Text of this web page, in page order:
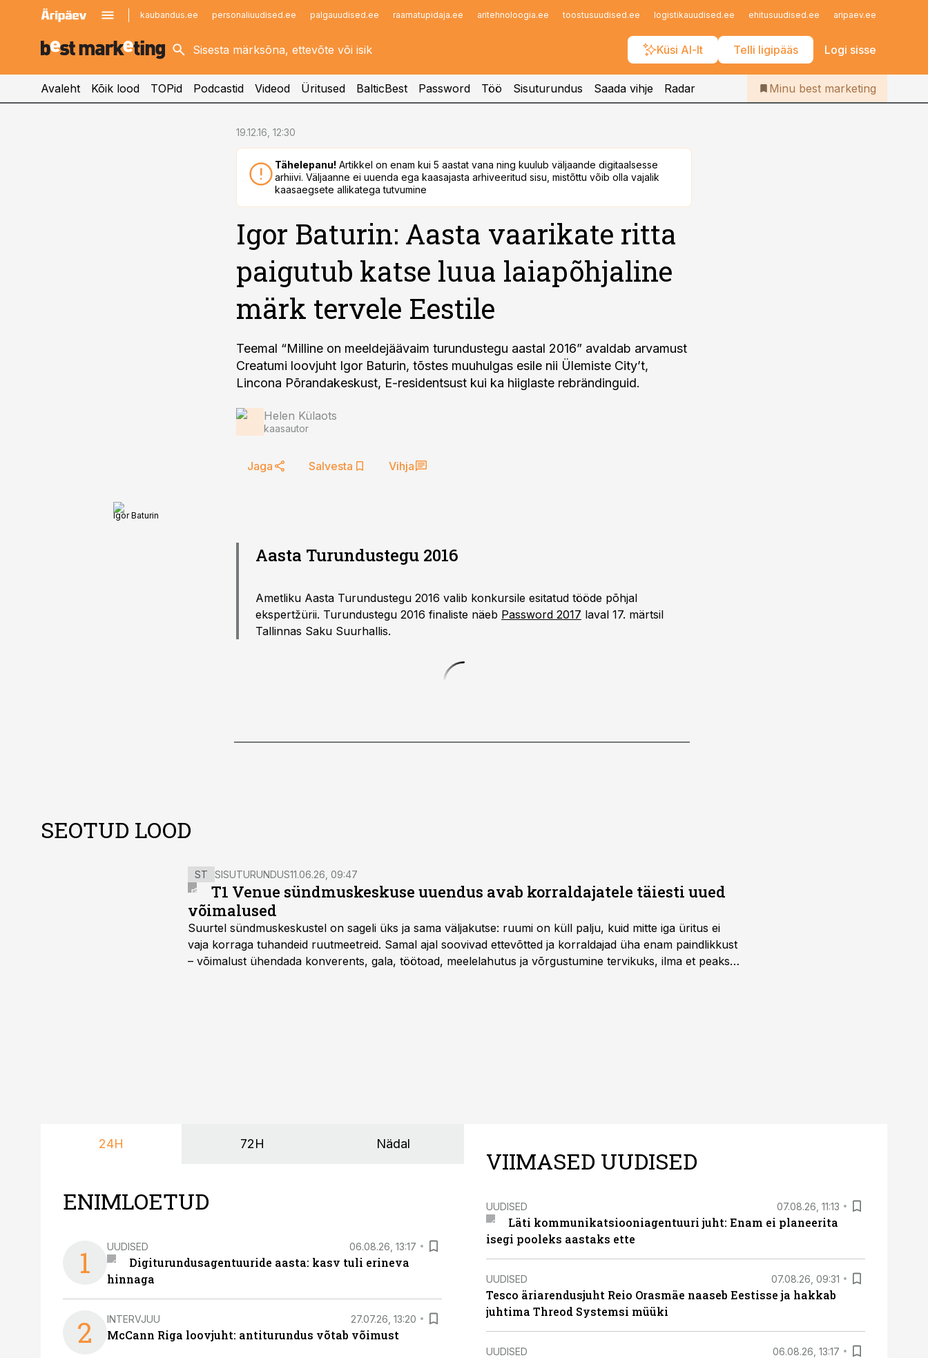
kaubandus.ee personaliuudised.ee palgauudised.ee raamatupidaja.ee aritehnoloogia.ee toostusuudised.ee logistikauudised.ee ehitusuudised.ee aripaev.ee
Küsi AI-lt Telli ligipääs Logi sisse
kinnisvarauudised.ee
logistikauudised.ee
imelineajalugu.ee
Infopank
Iseteenindus
Telli Bestmarketing
Avaleht Kõik lood TOPid Podcastid Videod Üritused BalticBest Password Töö Sisuturundus Saada vihje Radar Minu best marketing
19.12.16, 12:30
Tähelepanu! Artikkel on enam kui 5 aastat vana ning kuulub väljaande digitaalsesse
arhiivi. Väljaanne ei uuenda ega kaasajasta arhiveeritud sisu, mistõttu võib olla vajalik
kaasaegsete allikatega tutvumine
Igor Baturin: Aasta vaarikate ritta
paigutub katse luua laiapõhjaline
märk tervele Eestile
Teemal “Milline on meeldejäävaim turundustegu aastal 2016” avaldab arvamust
Creatumi loovjuht Igor Baturin, tõstes muuhulgas esile nii Ülemiste City’t,
Lincona Põrandakeskust, E-residentsust kui ka hiiglaste rebrändinguid.
Helen Külaots
kaasautor
Jaga Salvesta Vihja
Igor Baturin
Aasta Turundustegu 2016
Ametliku Aasta Turundustegu 2016 valib konkursile esitatud tööde põhjal
ekspertžürii. Turundustegu 2016 finaliste näeb Password 2017 laval 17. märtsil
Tallinnas Saku Suurhallis.
SEOTUD LOOD
ST SISUTURUNDUS11.06.26, 09:47
T1 Venue sündmuskeskuse uuendus avab korraldajatele täiesti uued
võimalused
Suurtel sündmuskeskustel on sageli üks ja sama väljakutse: ruumi on küll palju, kuid mitte iga üritus ei
vaja korraga tuhandeid ruutmeetreid. Samal ajal soovivad ettevõtted ja korraldajad üha enam paindlikkust
– võimalust ühendada konverents, gala, töötoad, meelelahutus ja võrgustumine tervikuks, ilma et peaks
24H 72H Nädal
ENIMLOETUD
1 UUDISED 06.08.26, 13:17
Digiturundusagentuuride aasta: kasv tuli erineva
hinnaga
2 INTERVJUU 27.07.26, 13:20
McCann Riga loovjuht: antiturundus võtab võimust
VIIMASED UUDISED
UUDISED 07.08.26, 11:13
Läti kommunikatsiooniagentuuri juht: Enam ei planeerita
isegi pooleks aastaks ette
UUDISED 07.08.26, 09:31
Tesco äriarendusjuht Reio Orasmäe naaseb Eestisse ja hakkab
juhtima Threod Systemsi müüki
UUDISED 06.08.26, 13:17